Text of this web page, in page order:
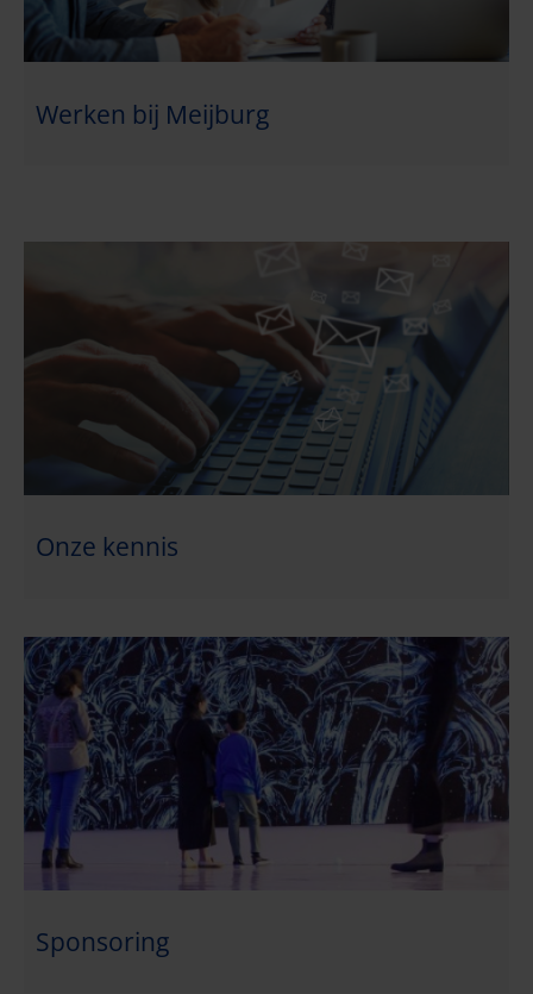
Werken bij Meijburg
Onze kennis
Sponsoring